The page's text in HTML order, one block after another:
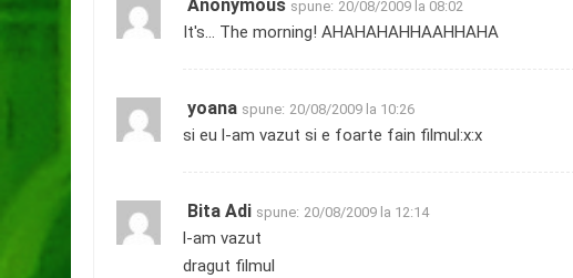
Anonymous spune: 20/08/2009 la 08:02
It's… The morning! AHAHAHAHHAAHHAHA
yoana spune: 20/08/2009 la 10:26
si eu l-am vazut si e foarte fain filmul:x:x
Bita Adi spune: 20/08/2009 la 12:14
l-am vazut
dragut filmul